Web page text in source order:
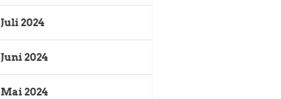
Juli 2024
Juni 2024
Mai 2024